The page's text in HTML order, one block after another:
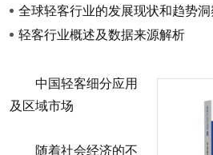
全球轻客行业的发展现状和趋势
轻客行业概述及数据来源解析
中国轻客细分应用
及区域市场
随着社会经济的不